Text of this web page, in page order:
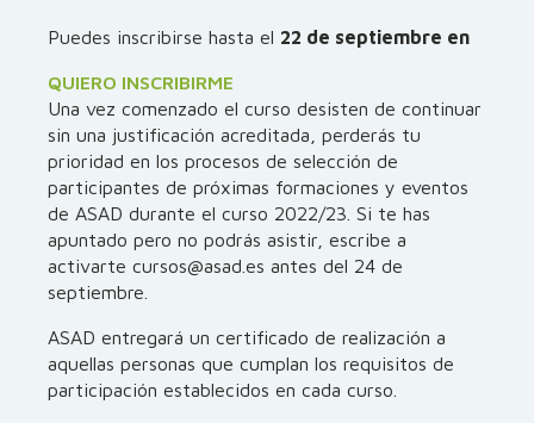
Puedes inscribirse hasta el 22 de septiembre en
QUIERO INSCRIBIRME
Una vez comenzado el curso desisten de continuar
sin una justificación acreditada, perderás tu
prioridad en los procesos de selección de
participantes de próximas formaciones y eventos
de ASAD durante el curso 2022/23. Si te has
apuntado pero no podrás asistir, escribe a
activarte cursos@asad.es antes del 24 de
septiembre.
ASAD entregará un certificado de realización a
aquellas personas que cumplan los requisitos de
participación establecidos en cada curso.